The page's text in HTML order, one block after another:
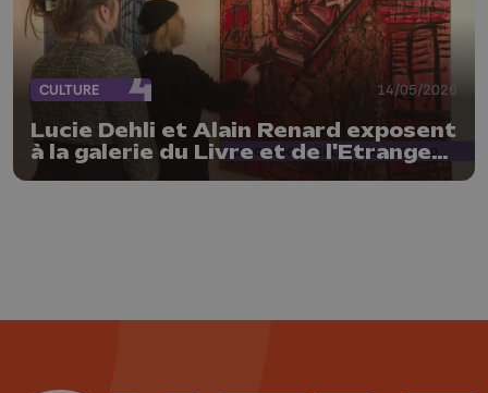
CULTURE 14/05/2026
Lucie Dehli et Alain Renard exposent
à la galerie du Livre et de l'Etrange
Théâtre